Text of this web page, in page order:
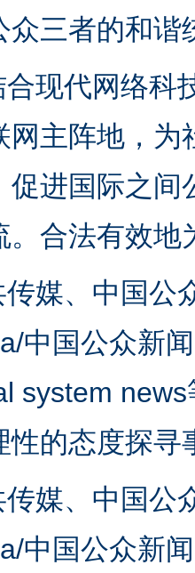
众三者的和谐
现代网络科
网主阵地，
促进国际之
。合法有效地
媒、中国公
中国公众新
system
性的态度探寻
媒、中国公
中国公众新